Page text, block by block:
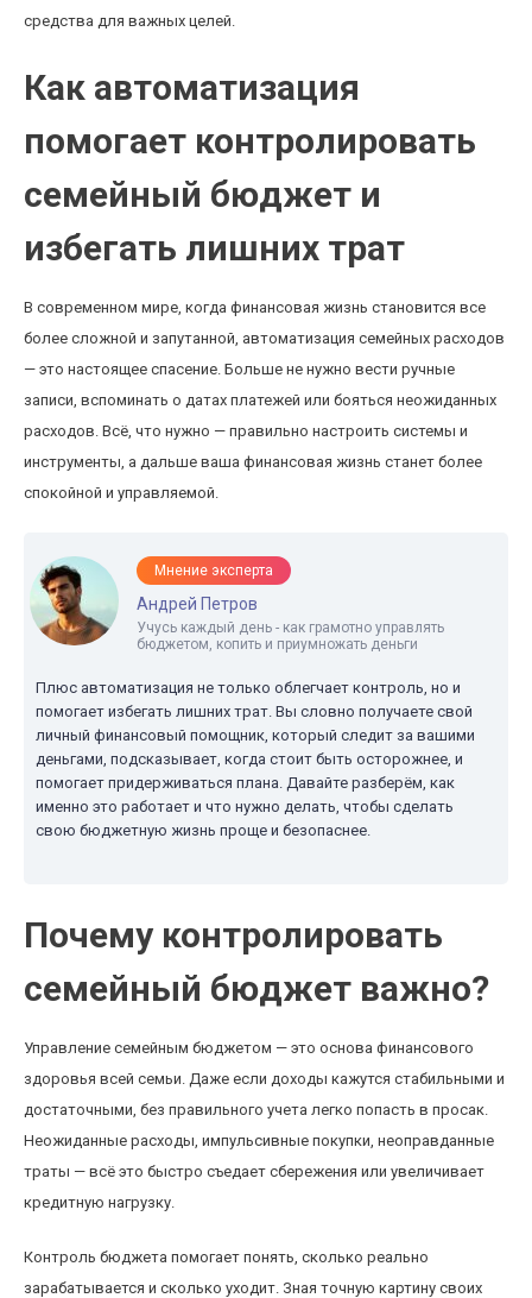
средства для важных целей.
Как автоматизация
помогает контролировать
семейный бюджет и
избегать лишних трат
В современном мире, когда финансовая жизнь становится все
более сложной и запутанной, автоматизация семейных расходов
— это настоящее спасение. Больше не нужно вести ручные
записи, вспоминать о датах платежей или бояться неожиданных
расходов. Всё, что нужно — правильно настроить системы и
инструменты, а дальше ваша финансовая жизнь станет более
спокойной и управляемой.
Мнение эксперта
Андрей Петров
Учусь каждый день - как грамотно управлять
бюджетом, копить и приумножать деньги
Плюс автоматизация не только облегчает контроль, но и
помогает избегать лишних трат. Вы словно получаете свой
личный финансовый помощник, который следит за вашими
деньгами, подсказывает, когда стоит быть осторожнее, и
помогает придерживаться плана. Давайте разберём, как
именно это работает и что нужно делать, чтобы сделать
свою бюджетную жизнь проще и безопаснее.
Почему контролировать
семейный бюджет важно?
Управление семейным бюджетом — это основа финансового
здоровья всей семьи. Даже если доходы кажутся стабильными и
достаточными, без правильного учета легко попасть в просак.
Неожиданные расходы, импульсивные покупки, неоправданные
траты — всё это быстро съедает сбережения или увеличивает
кредитную нагрузку.
Контроль бюджета помогает понять, сколько реально
зарабатывается и сколько уходит. Зная точную картину своих